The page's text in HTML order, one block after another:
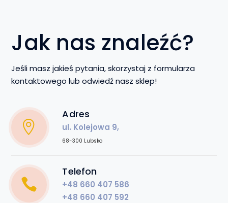
Jak nas znaleźć?
Jeśli masz jakieś pytania, skorzystaj z formularza
kontaktowego lub odwiedź nasz sklep!
Adres
ul. Kolejowa 9,
68-300 Lubsko
Telefon
+48 660 407 586
+48 660 407 592